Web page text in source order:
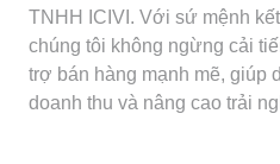
TNHH ICIVI. Với sứ mệnh
chúng tôi không ngừng cải
trợ bán hàng mạnh mẽ, giúp
doanh thu và nâng cao trải